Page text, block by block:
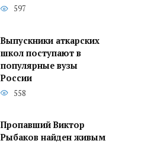
597
Выпускники аткарских
школ поступают в
популярные вузы
России
558
Пропавший Виктор
Рыбаков найден живым